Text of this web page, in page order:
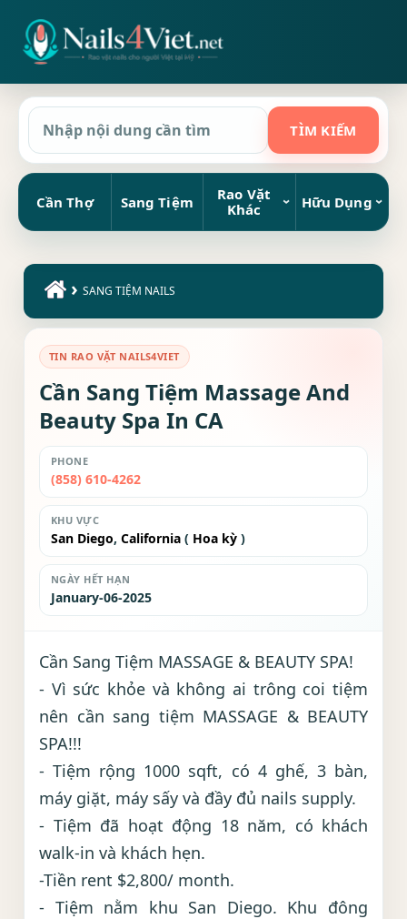
Cần Thợ Sang Tiệm
Rao Vặt
Khác
Hữu Dụng
› SANG TIỆM NAILS
TIN RAO VẶT NAILS4VIET
Cần Sang Tiệm Massage And
Beauty Spa In CA
PHONE
(858) 610-4262
KHU VỰC
San Diego, California ( Hoa kỳ )
NGÀY HẾT HẠN
January-06-2025
Cần Sang Tiệm MASSAGE & BEAUTY SPA!
- Vì sức khỏe và không ai trông coi tiệm
nên cần sang tiệm MASSAGE & BEAUTY
SPA!!!
- Tiệm rộng 1000 sqft, có 4 ghế, 3 bàn,
máy giặt, máy sấy và đầy đủ nails supply.
- Tiệm đã hoạt động 18 năm, có khách
walk-in và khách hẹn.
-Tiền rent $2,800/ month.
- Tiệm nằm khu San Diego. Khu đông